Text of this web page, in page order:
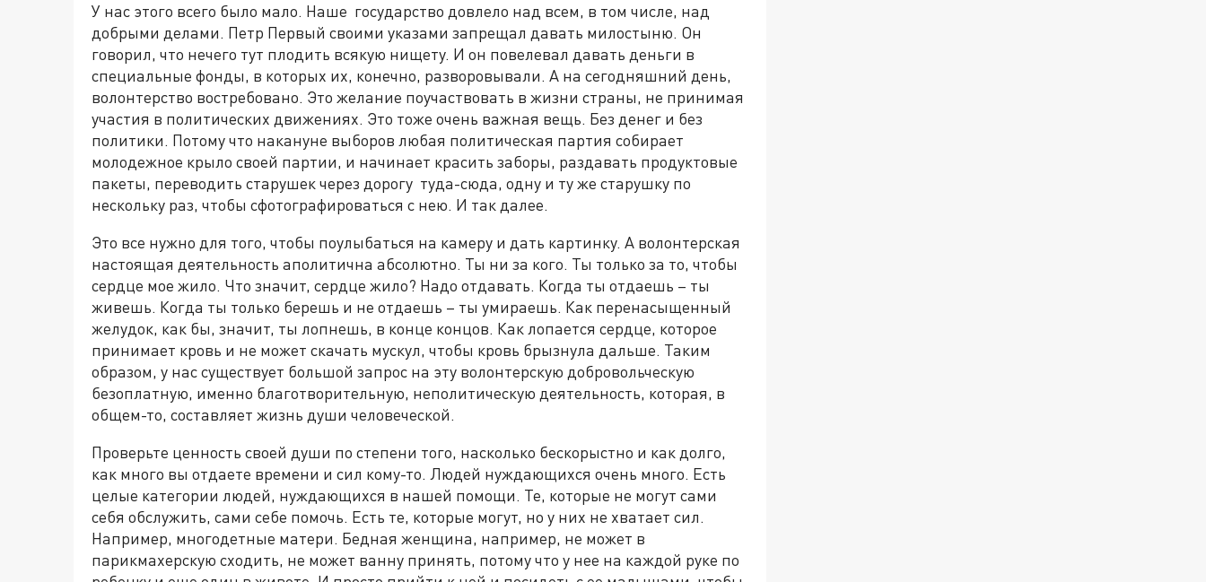
У нас этого всего было мало. Наше государство довлело над всем, в том числе, над
добрыми делами. Петр Первый своими указами запрещал давать милостыню. Он
говорил, что нечего тут плодить всякую нищету. И он повелевал давать деньги в
специальные фонды, в которых их, конечно, разворовывали. А на сегодняшний день,
волонтерство востребовано. Это желание поучаствовать в жизни страны, не принимая
участия в политических движениях. Это тоже очень важная вещь. Без денег и без
политики. Потому что накануне выборов любая политическая партия собирает
молодежное крыло своей партии, и начинает красить заборы, раздавать продуктовые
пакеты, переводить старушек через дорогу туда-сюда, одну и ту же старушку по
нескольку раз, чтобы сфотографироваться с нею. И так далее.
Это все нужно для того, чтобы поулыбаться на камеру и дать картинку. А волонтерская
настоящая деятельность аполитична абсолютно. Ты ни за кого. Ты только за то, чтобы
сердце мое жило. Что значит, сердце жило? Надо отдавать. Когда ты отдаешь – ты
живешь. Когда ты только берешь и не отдаешь – ты умираешь. Как перенасыщенный
желудок, как бы, значит, ты лопнешь, в конце концов. Как лопается сердце, которое
принимает кровь и не может скачать мускул, чтобы кровь брызнула дальше. Таким
образом, у нас существует большой запрос на эту волонтерскую добровольческую
безоплатную, именно благотворительную, неполитическую деятельность, которая, в
общем-то, составляет жизнь души человеческой.
Проверьте ценность своей души по степени того, насколько бескорыстно и как долго,
как много вы отдаете времени и сил кому-то. Людей нуждающихся очень много. Есть
целые категории людей, нуждающихся в нашей помощи. Те, которые не могут сами
себя обслужить, сами себе помочь. Есть те, которые могут, но у них не хватает сил.
Например, многодетные матери. Бедная женщина, например, не может в
парикмахерскую сходить, не может ванну принять, потому что у нее на каждой руке по